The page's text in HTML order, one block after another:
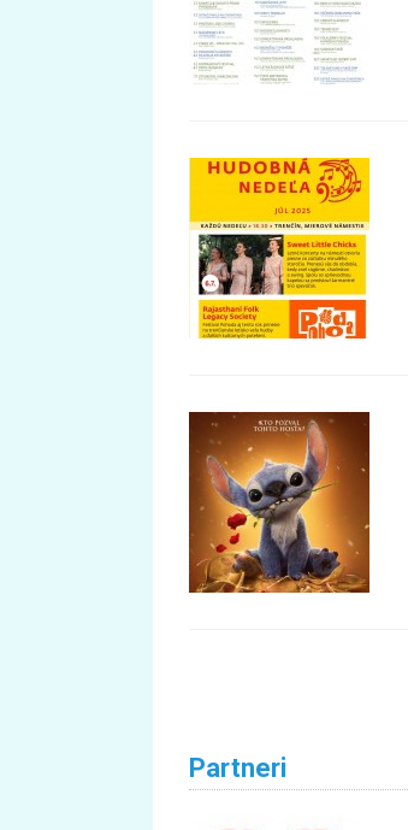
Partneri